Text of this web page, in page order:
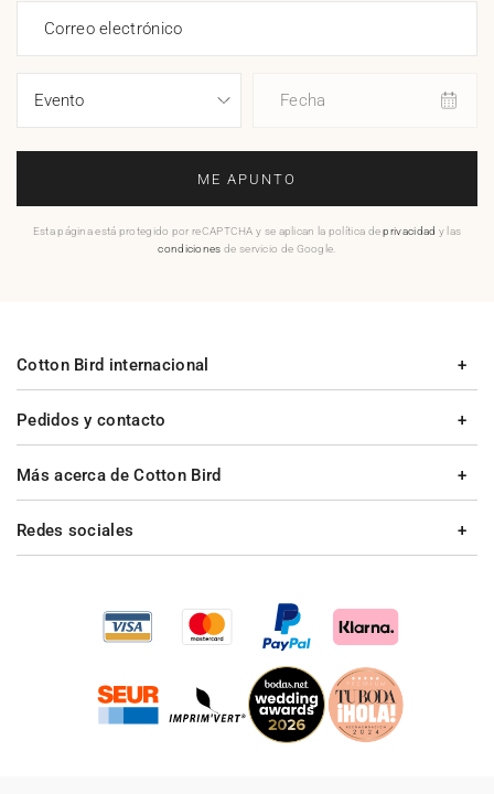
Correo electrónico
Fecha
ME APUNTO
Esta página está protegido por reCAPTCHA y se aplican la política deprivacidad y las
condiciones de servicio de Google.
Pedidos y contacto
Más acerca de Cotton Bird
Cotton Bird internacional
Redes sociales